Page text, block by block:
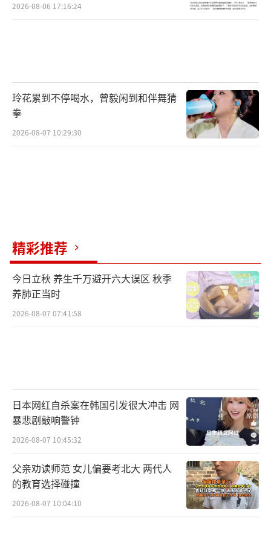
2026-08-06 17:16:24
玲花累到不停喝水，曾毅闲到和伴舞猜
拳
2026-08-07 10:29:30
精彩推荐
今日立秋 养生千万避开六大误区 秋季
养肺正当时
2026-08-07 07:41:58
日本网红自杀案在韩国引发很大冲击 网
暴悲剧敲响警钟
2026-08-07 10:45:32
父亲劝读师范 女儿偏要考北大 两代人
的教育选择碰撞
2026-08-07 10:04:10